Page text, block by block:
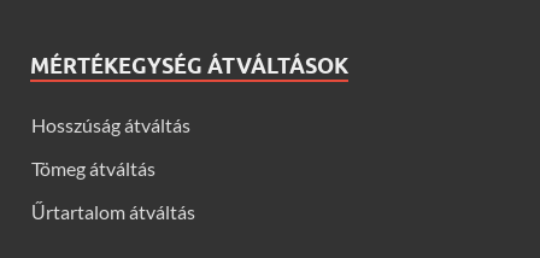
MÉRTÉKEGYSÉG ÁTVÁLTÁSOK
Hosszúság átváltás
Tömeg átváltás
Űrtartalom átváltás